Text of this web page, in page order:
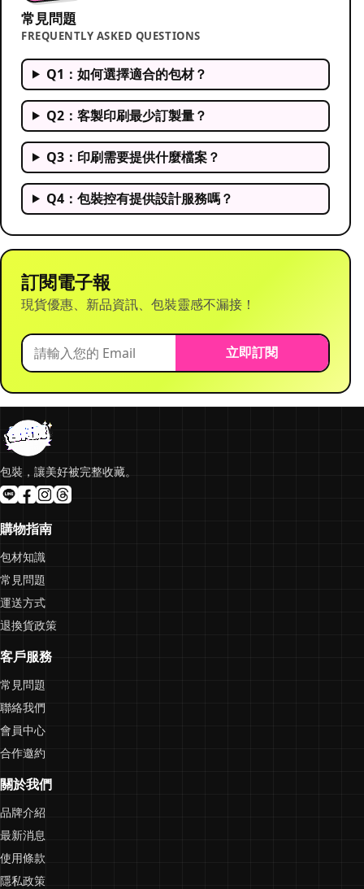
常見問題
FREQUENTLY ASKED QUESTIONS
Q1：如何選擇適合的包材？
Q2：客製印刷最少訂製量？
Q3：印刷需要提供什麼檔案？
Q4：包裝控有提供設計服務嗎？
訂閱電子報
現貨優惠、新品資訊、包裝靈感不漏接！
立即訂閱
包裝，讓美好被完整收藏。
購物指南
包材知識
常見問題
運送方式
退換貨政策
客戶服務
常見問題
聯絡我們
會員中心
合作邀約
關於我們
品牌介紹
最新消息
使用條款
隱私政策